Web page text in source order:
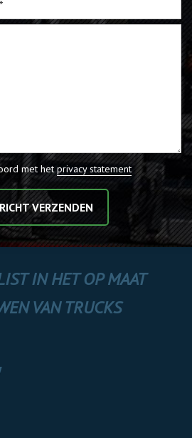
met hetprivacy statement
VERZENDEN
IN HET OP MAAT
VAN TRUCKS